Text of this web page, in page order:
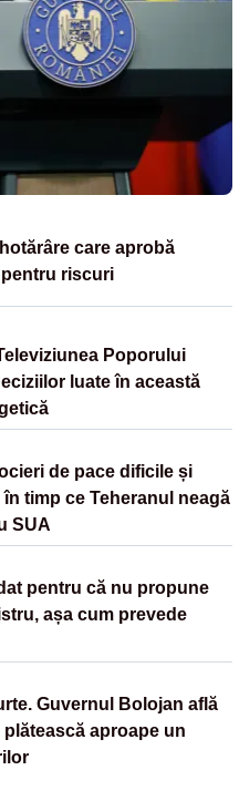
care aprobă
riscuri
Poporului
luate în această
de pace dificile și
timp ce Teheranul neagă
SUA
pentru că nu propune
așa cum prevede
Guvernul Bolojan află
aproape un